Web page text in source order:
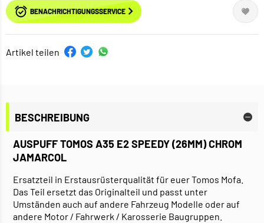
BENACHRICHTIGUNGSSERVICE
Artikel teilen
BESCHREIBUNG
AUSPUFF TOMOS A35 E2 SPEEDY (26MM) CHROM
JAMARCOL
Ersatzteil in Erstausrüsterqualität für euer Tomos Mofa.
Das Teil ersetzt das Originalteil und passt unter
Umständen auch auf andere Fahrzeug Modelle oder auf
andere Motor / Fahrwerk / Karosserie Baugruppen.